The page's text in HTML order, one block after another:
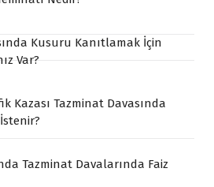
Kusuru Kanıtlamak İçin
Var?
Kazası Tazminat Davasında
Tazminat Davalarında Faiz